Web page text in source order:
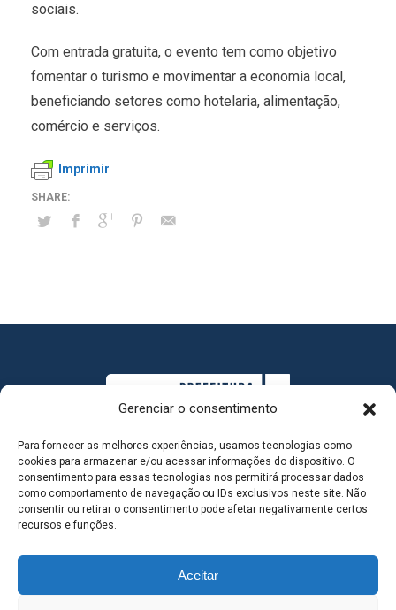
Gerenciar o consentimento
Para fornecer as melhores experiências, usamos tecnologias como
cookies para armazenar e/ou acessar informações do dispositivo. O
consentimento para essas tecnologias nos permitirá processar dados
como comportamento de navegação ou IDs exclusivos neste site. Não
consentir ou retirar o consentimento pode afetar negativamente certos
recursos e funções.
Aceitar
sociais.
Com entrada gratuita, o evento tem como objetivo
fomentar o turismo e movimentar a economia local,
beneficiando setores como hotelaria, alimentação,
comércio e serviços.
Imprimir
MAPA DO SITE